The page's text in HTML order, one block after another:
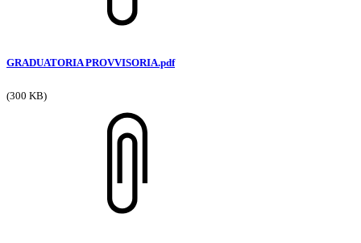
GRADUATORIA PROVVISORIA.pdf
(300 KB)